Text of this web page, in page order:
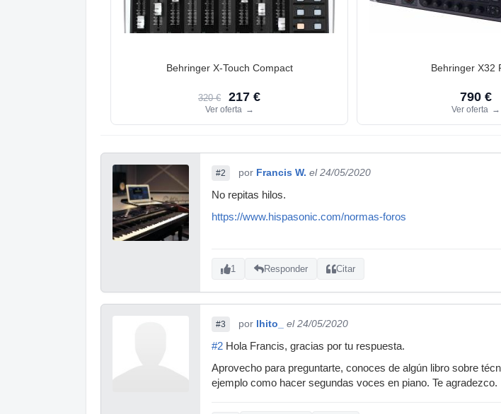
Behringer X-Touch Compact
320 € 217 €
Ver oferta →
Behringer X32
790 €
Ver oferta →
#2 por Francis W. el 24/05/2020
No repitas hilos.
https://www.hispasonic.com/normas-foros
1 Responder Citar
#3 por lhito_
el 24/05/2020
#2 Hola Francis, gracias por tu respuesta.
Aprovecho para preguntarte, conoces de algún libro sobre
ejemplo como hacer segundas voces en piano. Te agradezco.